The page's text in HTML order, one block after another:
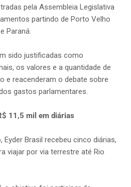
pela Assembleia Legislativa
partindo de Porto Velho
Paraná.
sido justificadas como
os valores e a quantidade de
e reacenderam o debate sobre
gastos parlamentares.
11,5 mil em diárias
Eyder Brasil recebeu cinco diárias,
viajar por via terrestre até Rio